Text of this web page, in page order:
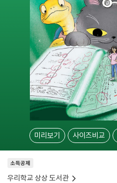
미리보기 사이즈비교
소득공제
우리학교 상상 도서관